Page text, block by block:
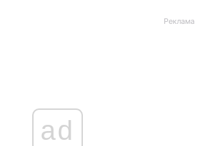
Реклама
ad